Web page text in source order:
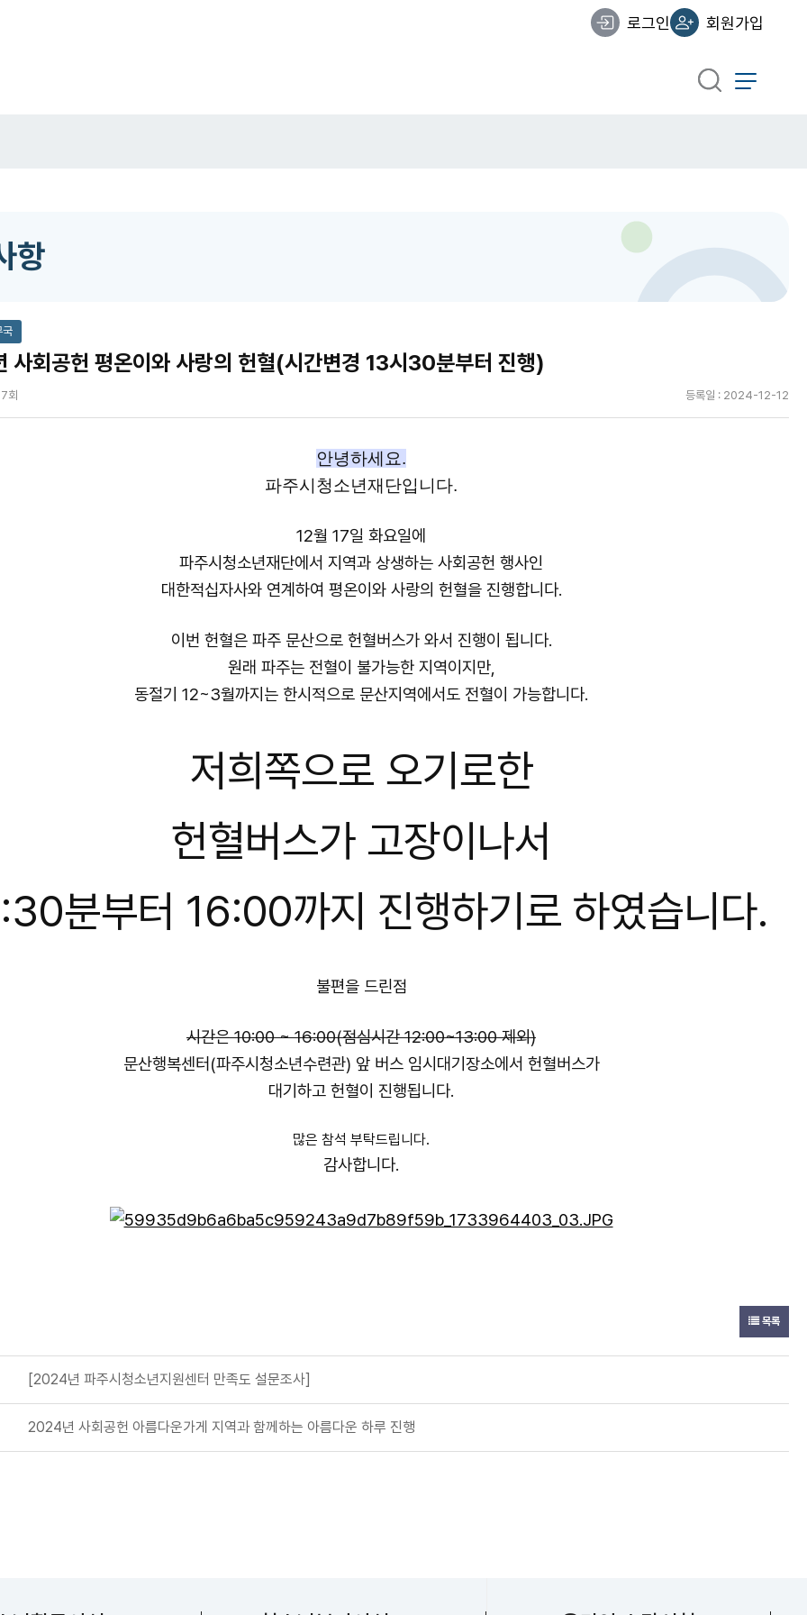
로그인 회원가입
항
국
회공헌 평온이와 사랑의 헌혈(시간변경 13시30분부터 진행)
회 등록일 : 2024-12-12
안녕하세요.
파주시청소년재단입니다.
12월 17일 화요일에
파주시청소년재단에서 지역과 상생하는 사회공헌 행사인
대한적십자사와 연계하여 평온이와 사랑의 헌혈을 진행합니다.
이번 헌혈은 파주 문산으로 헌혈버스가 와서 진행이 됩니다.
원래 파주는 전혈이 불가능한 지역이지만,
동절기 12~3월까지는 한시적으로 문산지역에서도 전혈이 가능합니다.
저희쪽으로 오기로한
헌혈버스가 고장이나서
분부터 16:00까지 진행하기로 하였습니다.
불편을 드린점
시간은 10:00 ~ 16:00(점심시간 12:00~13:00 제외)
문산행복센터(파주시청소년수련관) 앞 버스 임시대기장소에서 헌혈버스가
대기하고 헌혈이 진행됩니다.
많은 참석 부탁드립니다.
감사합니다.
목록
[2024년 파주시청소년지원센터 만족도 설문조사]
2024년 사회공헌 아름다운가게 지역과 함께하는 아름다운 하루 진행